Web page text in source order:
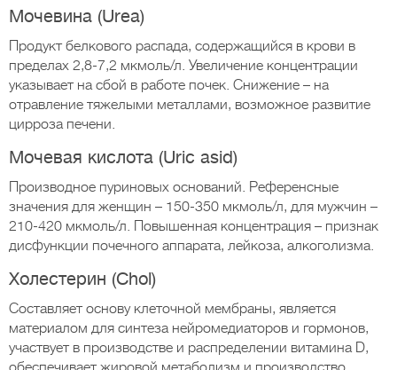
Мочевина (Urea)
Продукт белкового распада, содержащийся в крови в
пределах 2,8-7,2 мкмоль/л. Увеличение концентрации
указывает на сбой в работе почек. Снижение – на
отравление тяжелыми металлами, возможное развитие
цирроза печени.
Мочевая кислота (Uric asid)
Производное пуриновых оснований. Референсные
значения для женщин – 150-350 мкмоль/л, для мужчин –
210-420 мкмоль/л. Повышенная концентрация – признак
дисфункции почечного аппарата, лейкоза, алкоголизма.
Холестерин (Chol)
Составляет основу клеточной мембраны, является
материалом для синтеза нейромедиаторов и гормонов,
участвует в производстве и распределении витамина D,